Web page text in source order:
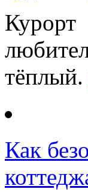
тёплый.
Как